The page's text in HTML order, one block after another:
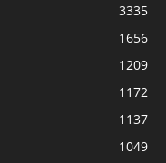
3335
1656
1209
1172
1137
1049